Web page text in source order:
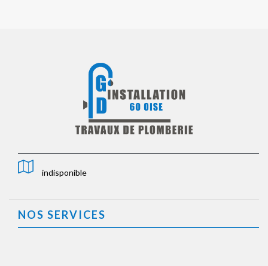
indisponible
NOS SERVICES